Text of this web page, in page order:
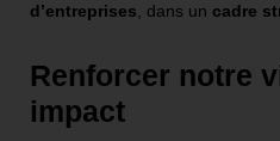
d’entreprises, dans un cadre
Renforcer notre
impact